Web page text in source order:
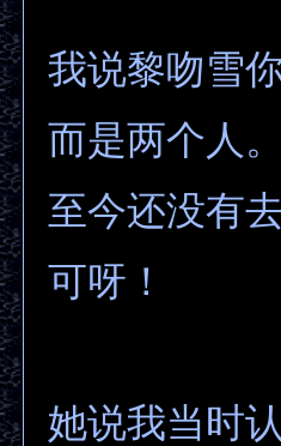
我说黎吻雪
而是两个人
至今还没有
可呀！
她说我当时